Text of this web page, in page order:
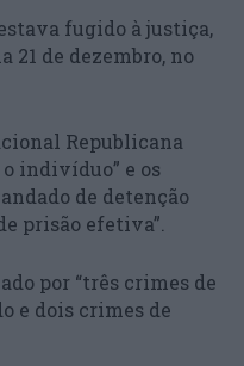
fugido à justiça,
de dezembro, no
Republicana
indivíduo” e os
de detenção
prisão efetiva”.
por “três crimes de
e dois crimes de